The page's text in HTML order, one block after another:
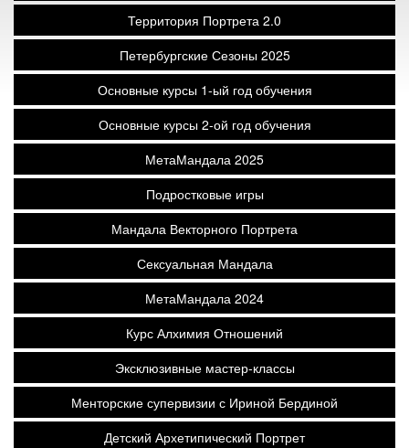
Территория Портрета 2.0
Петербургские Сезоны 2025
Основные курсы 1-ый год обучения
Основные курсы 2-ой год обучения
МетаМандала 2025
Подростковые игры
Мандала Векторного Портрета
Сексуальная Мандала
МетаМандала 2024
Курс Алхимия Отношений
Эксклюзивные мастер-классы
Менторские супервизии с Ириной Бердиной
Детский Архетипический Портрет